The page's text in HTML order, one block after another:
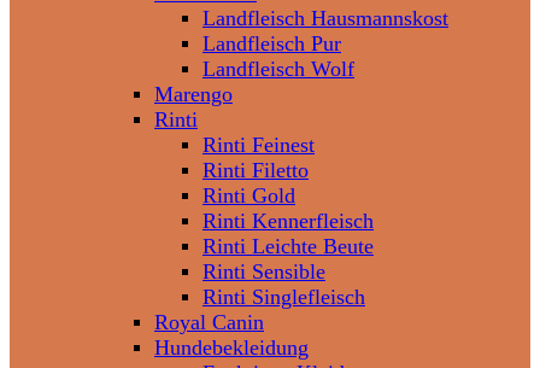
Landfleisch Hausmannskost
Landfleisch Pur
Landfleisch Wolf
Marengo
Rinti
Rinti Feinest
Rinti Filetto
Rinti Gold
Rinti Kennerfleisch
Rinti Leichte Beute
Rinti Sensible
Rinti Singlefleisch
Royal Canin
Hundebekleidung